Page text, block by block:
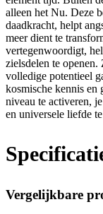
alleen het Nu. Deze
daadkracht, helpt
meer dient te
vertegenwoordigt,
zielsdelen te
volledige potentieel
kosmische kennis en
niveau te activeren,
en universele liefde
Vergelijkbare